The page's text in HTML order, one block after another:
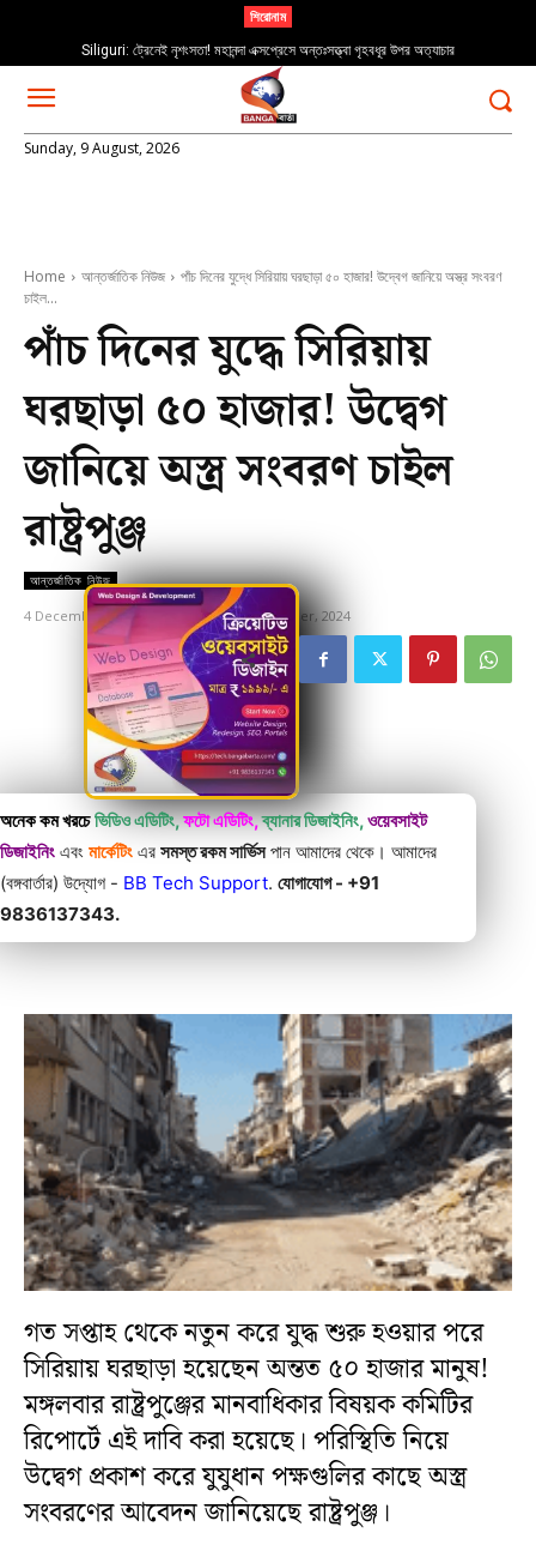
শিরোনাম
Siliguri: ট্রেনেই নৃশংসতা! মহানন্দা এক্সপ্রেসে অন্তঃসত্ত্বা গৃহবধূর উপর অত্যাচার
Sunday, 9 August, 2026
Home আন্তর্জাতিক নিউজ
পাঁচ দিনের যুদ্ধে সিরিয়ায় ঘরছাড়া ৫০ হাজার! উদ্বেগ জানিয়ে অস্ত্র সংবরণ
চাইল...
পাঁচ দিনের যুদ্ধে সিরিয়ায়
ঘরছাড়া ৫০ হাজার! উদ্বেগ
জানিয়ে অস্ত্র সংবরণ চাইল
রাষ্ট্রপুঞ্জ
আন্তর্জাতিক নিউজ
4 December, 2024 Updated: 4 December, 2024
অনেক কম খরচে ভিডিও এডিটিং,ফটো এডিটিং,ব্যানার ডিজাইনিং,ওয়েবসাইট
ডিজাইনিং এবং মার্কেটিং এর সমস্ত রকম সার্ভিসপান আমাদের থেকে। আমাদের
(বঙ্গবার্তার) উদ্যোগ - BB Tech Support. যোগাযোগ - +91
9836137343.
গত সপ্তাহ থেকে নতুন করে যুদ্ধ শুরু হওয়ার পরে
সিরিয়ায় ঘরছাড়া হয়েছেন অন্তত ৫০ হাজার মানুষ!
মঙ্গলবার রাষ্ট্রপুঞ্জের মানবাধিকার বিষয়ক কমিটির
রিপোর্টে এই দাবি করা হয়েছে। পরিস্থিতি নিয়ে
উদ্বেগ প্রকাশ করে যুযুধান পক্ষগুলির কাছে অস্ত্র
সংবরণের আবেদন জানিয়েছে রাষ্ট্রপুঞ্জ।